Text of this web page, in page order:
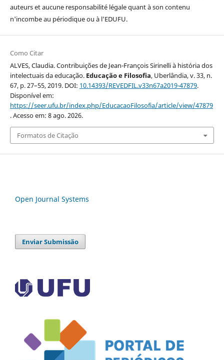
auteurs et aucune responsabilité légale quant à son contenu
n'incombe au périodique ou à l’EDUFU.
Como Citar
ALVES, Claudia. Contribuições de Jean-François Sirinelli à história dos
intelectuais da educação. Educação e Filosofia, Uberlândia, v. 33, n.
67, p. 27–55, 2019. DOI: 10.14393/REVEDFIL.v33n67a2019-47879.
Disponível em:
https://seer.ufu.br/index.php/EducacaoFilosofia/article/view/47879
. Acesso em: 8 ago. 2026.
Formatos de Citação
Open Journal Systems
Enviar Submissão